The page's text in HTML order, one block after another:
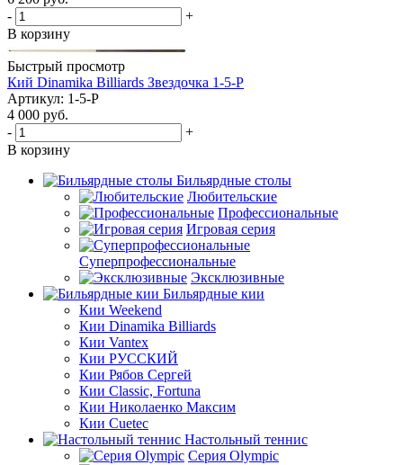
-
+
В корзину
Быстрый просмотр
Кий Dinamika Billiards Звездочка 1-5-Р
Артикул: 1-5-Р
4 000 руб.
-
+
В корзину
Бильярдные столы
Любительские
Профессиональные
Игровая серия
Суперпрофессиональные
Эксклюзивные
Бильярдные кии
Кии Weekend
Кии Dinamika Billiards
Кии Vantex
Кии РУССКИЙ
Кии Рябов Сергей
Кии Classic, Fortuna
Кии Николаенко Максим
Кии Cuetec
Настольный теннис
Серия Olympic